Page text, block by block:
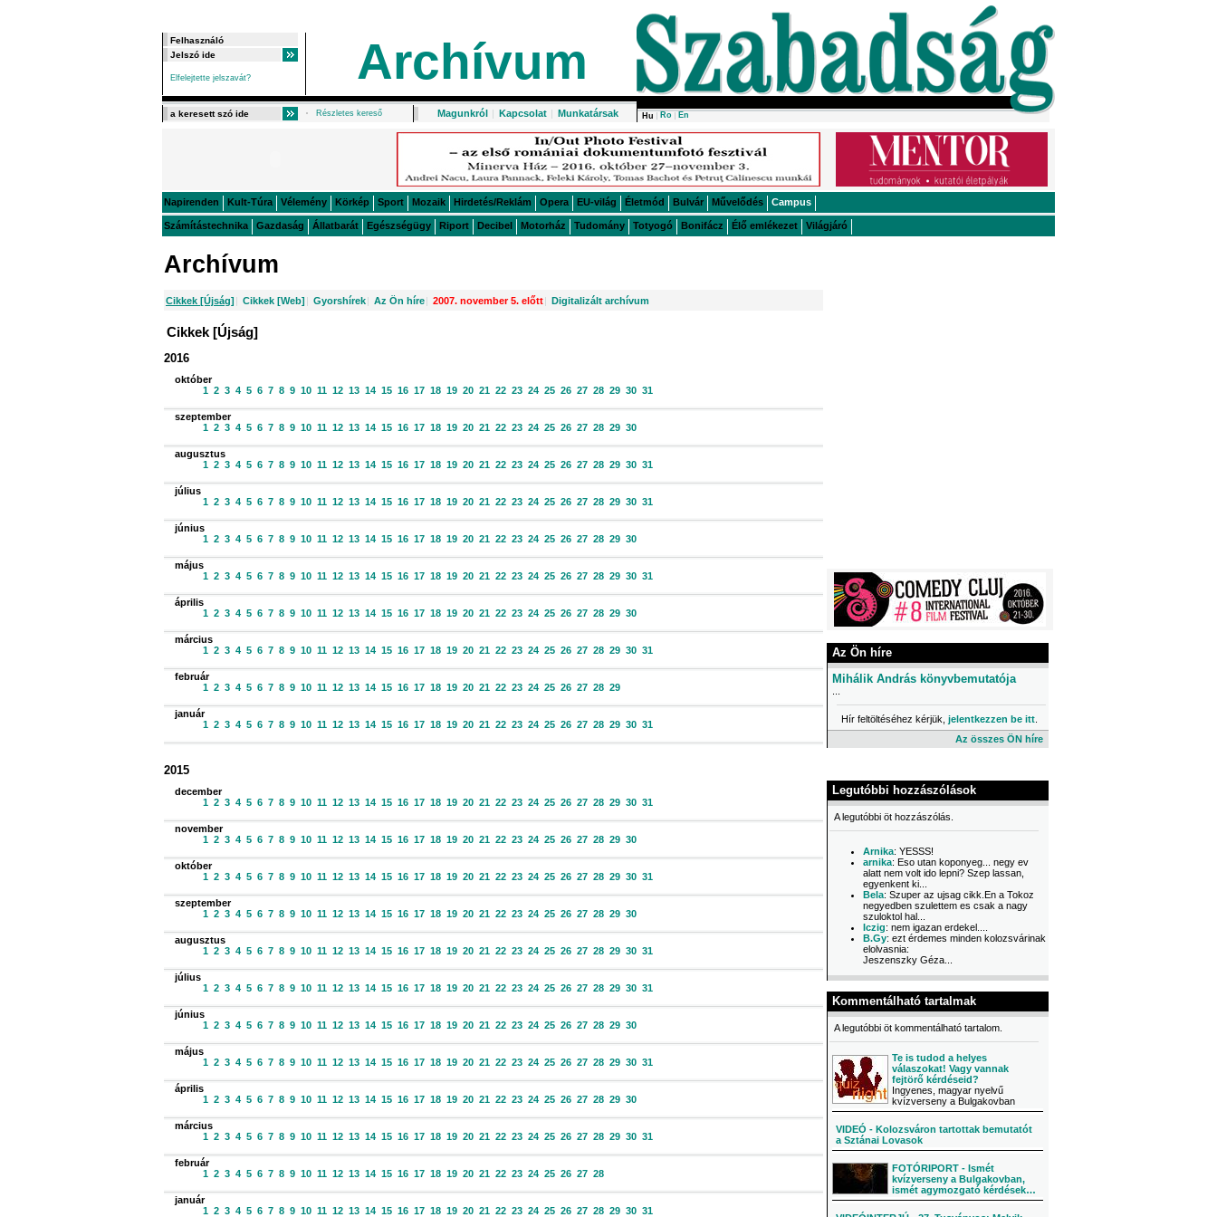
Elfelejtette jelszavát? Archívum
Részletes kereső Magunkról | Kapcsolat | Munkatársak Hu Ro En
Napirenden Kult-Túra Vélemény Körkép Sport Mozaik Hirdetés/Reklám Opera EU-világ Életmód Bulvár Művelődés Campus
Számítástechnika Gazdaság Állatbarát Egészségügy Riport Decibel Motorház Tudomány Totyogó Bonifácz Élő emlékezet Világjáró
Archívum
Cikkek [Újság] | Cikkek [Web] | Gyorshírek| Az Ön híre| 2007. november 5. előtt| Digitalizált archívum
Cikkek [Újság]
2016
október
1 2 3 4 5 6 7 8 9 10 11 12 13 14 15 16 17 18 19 20 21 22 23 24 25 26 27 28 29 30 31
szeptember
1 2 3 4 5 6 7 8 9 10 11 12 13 14 15 16 17 18 19 20 21 22 23 24 25 26 27 28 29 30
augusztus
1 2 3 4 5 6 7 8 9 10 11 12 13 14 15 16 17 18 19 20 21 22 23 24 25 26 27 28 29 30 31
július
1 2 3 4 5 6 7 8 9 10 11 12 13 14 15 16 17 18 19 20 21 22 23 24 25 26 27 28 29 30 31
június
1 2 3 4 5 6 7 8 9 10 11 12 13 14 15 16 17 18 19 20 21 22 23 24 25 26 27 28 29 30
május
1 2 3 4 5 6 7 8 9 10 11 12 13 14 15 16 17 18 19 20 21 22 23 24 25 26 27 28 29 30 31
április
1 2 3 4 5 6 7 8 9 10 11 12 13 14 15 16 17 18 19 20 21 22 23 24 25 26 27 28 29 30
március
1 2 3 4 5 6 7 8 9 10 11 12 13 14 15 16 17 18 19 20 21 22 23 24 25 26 27 28 29 30 31
február
1 2 3 4 5 6 7 8 9 10 11 12 13 14 15 16 17 18 19 20 21 22 23 24 25 26 27 28 29
január
1 2 3 4 5 6 7 8 9 10 11 12 13 14 15 16 17 18 19 20 21 22 23 24 25 26 27 28 29 30 31
2015
december
1 2 3 4 5 6 7 8 9 10 11 12 13 14 15 16 17 18 19 20 21 22 23 24 25 26 27 28 29 30 31
november
1 2 3 4 5 6 7 8 9 10 11 12 13 14 15 16 17 18 19 20 21 22 23 24 25 26 27 28 29 30
október
1 2 3 4 5 6 7 8 9 10 11 12 13 14 15 16 17 18 19 20 21 22 23 24 25 26 27 28 29 30 31
szeptember
1 2 3 4 5 6 7 8 9 10 11 12 13 14 15 16 17 18 19 20 21 22 23 24 25 26 27 28 29 30
augusztus
1 2 3 4 5 6 7 8 9 10 11 12 13 14 15 16 17 18 19 20 21 22 23 24 25 26 27 28 29 30 31
július
1 2 3 4 5 6 7 8 9 10 11 12 13 14 15 16 17 18 19 20 21 22 23 24 25 26 27 28 29 30 31
június
1 2 3 4 5 6 7 8 9 10 11 12 13 14 15 16 17 18 19 20 21 22 23 24 25 26 27 28 29 30
május
1 2 3 4 5 6 7 8 9 10 11 12 13 14 15 16 17 18 19 20 21 22 23 24 25 26 27 28 29 30 31
április
1 2 3 4 5 6 7 8 9 10 11 12 13 14 15 16 17 18 19 20 21 22 23 24 25 26 27 28 29 30
március
1 2 3 4 5 6 7 8 9 10 11 12 13 14 15 16 17 18 19 20 21 22 23 24 25 26 27 28 29 30 31
február
1 2 3 4 5 6 7 8 9 10 11 12 13 14 15 16 17 18 19 20 21 22 23 24 25 26 27 28
január
1 2 3 4 5 6 7 8 9 10 11 12 13 14 15 16 17 18 19 20 21 22 23 24 25 26 27 28 29 30 31
Az Ön híre
Mihálik András könyvbemutatója
Hír feltöltéséhez kérjük, jelentkezzen be itt
Az összes ÖN híre
Legutóbbi hozzászólások
A legutóbbi öt hozzászólás.
Arnika: YESSS!
arnika: Eso utan koponyeg... negy ev
alatt nem volt ido lepni? Szep lassan,
egyenkent ki...
Bela: Szuper az ujsag cikk.En a Tokoz
negyedben szulettem es csak a nagy
szuloktol hal...
Iczig: nem igazan erdekel....
B.Gy: ezt érdemes minden kolozsvárinak
elolvasnia:
Jeszenszky Géza...
Kommentálható tartalmak
A legutóbbi öt kommentálható tartalom.
Te is tudod a helyes
válaszokat! Vagy vannak
fejtörő kérdéseid?
Ingyenes, magyar nyelvű
kvízverseny a Bulgakovban
VIDEÓ - Kolozsváron tartottak bemutatót
a Sztánai Lovasok
FOTÓRIPORT - Ismét
kvízverseny a Bulgakovban,
ismét agymozgató kérdések…